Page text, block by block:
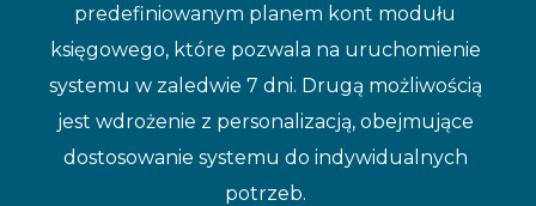
predefiniowanym planem kont modułu
księgowego, które pozwala na uruchomienie
systemu w zaledwie 7 dni. Drugą możliwością
jest wdrożenie z personalizacją, obejmujące
dostosowanie systemu do indywidualnych
potrzeb.